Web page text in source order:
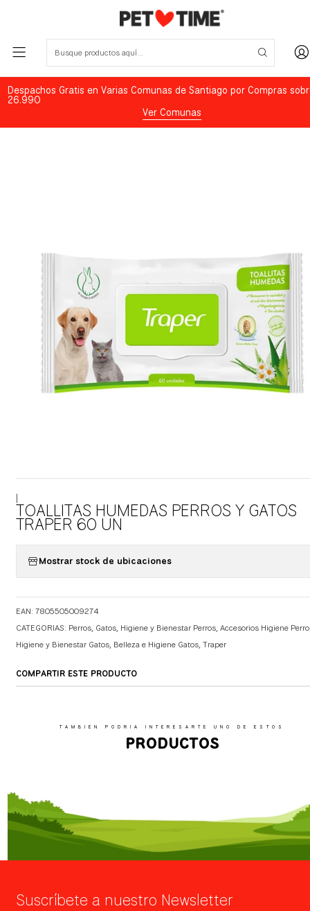
Despachos Gratis en Varias Comunas de Santiago por Compras
26.990
Ver Comunas
TOALLITAS HUMEDAS PERROS Y GATOS
TRAPER 60 UN
Mostrar stock de ubicaciones
EAN: 7805505009274
CATEGORIAS: Perros, Gatos, Higiene y Bienestar Perros,Accesorios Higiene
Higiene y Bienestar Gatos, Belleza e Higiene Gatos,Traper
COMPARTIR ESTE PRODUCTO
TAMBIEN PODRIA INTERESARTE UNO DE ESTOS
PRODUCTOS
Suscríbete a nuestro Newsletter